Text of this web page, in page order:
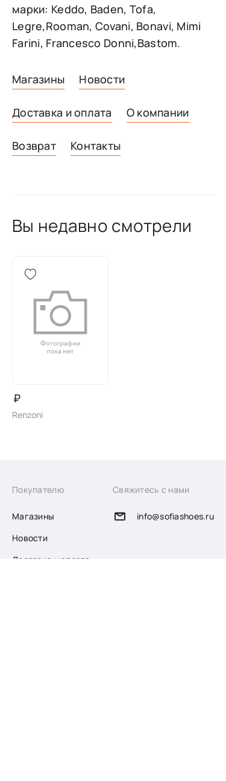
Магазины Новости
Доставка и оплата О компании
Возврат Контакты
марки: Keddo, Baden, Tofa,
Legre,Rooman, Covani, Bonavi, Mimi
Farini, Francesco Donni,Bastom.
Вы недавно смотрели
₽
Renzoni
Покупателю
Магазины
Новости
Доставка и оплата
Свяжитесь с нами
info@sofiashoes.ru